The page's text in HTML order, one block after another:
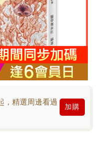
，精選周邊看過
加購